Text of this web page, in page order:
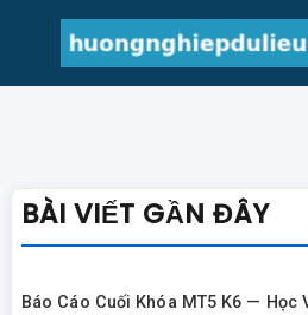
BÀI VIẾT GẦN ĐÂY
Báo Cáo Cuối Khóa MT5 K6 — Học